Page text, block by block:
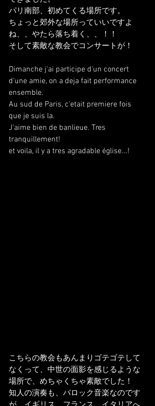
パリ南部、初めてくる場所です。
ちょっと郊外な場所っていいですよ
ね、、やたら落ち着く、、！！
そして素敵な教会でコンサートが！
Dimanche j'ai participe d'un concert
d'une amie, on a deja fait performance
ensemble.
Au sud de Paris, c'etait premiere fois
que je suis la.
J'aime bien de banlieue. Tres
tranquillement!
et voila, il y a tres agradable église...!
こちらの教会もあんまりゴテゴテして
なくって、中世の面影を感じるような
場所で、めちゃくちゃ素敵でした！
知人の演奏も、バロック音楽なのです